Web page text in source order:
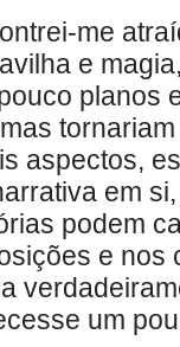
me
e
planos
aspectos,
em
podem
e nos
um